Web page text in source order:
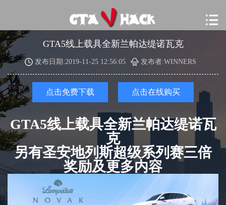
GTA5线上载具全新兰帕达缇诺瓦克
发布日期:2019-11-25 12:56:05 发布者:WINNERS
点击免费下载 点击在线购买
GTA5线上载具全新兰帕达缇诺瓦
克
另有圣安地列斯超级系列赛三倍
奖励及更多内容